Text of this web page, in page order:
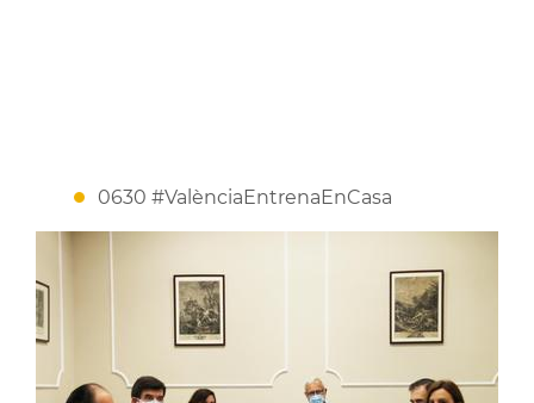
0630 #ValènciaEntrenaEnCasa